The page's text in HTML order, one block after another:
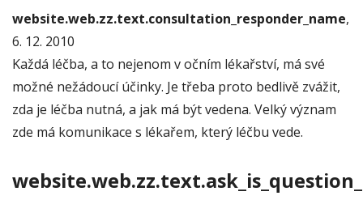
website.web.zz.text.consultation_responder_name,
6. 12. 2010
Každá léčba, a to nejenom v očním lékařství, má své
možné nežádoucí účinky. Je třeba proto bedlivě zvážit,
zda je léčba nutná, a jak má být vedena. Velký význam
zde má komunikace s lékařem, který léčbu vede.